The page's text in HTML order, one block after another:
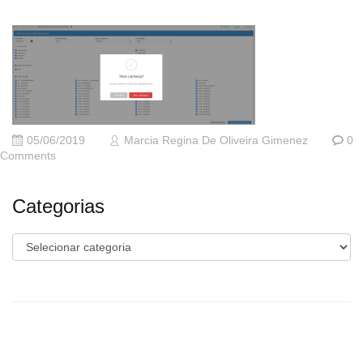
05/06/2019 Marcia Regina De Oliveira Gimenez
0
Comments
Categorias
Categorias